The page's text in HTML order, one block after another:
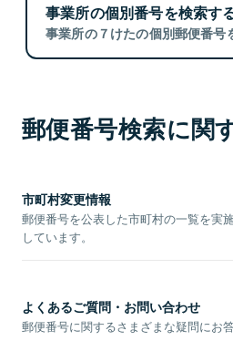
事業所の個別番号を検索す
事業所の７けたの個別郵便番号
郵便番号検索に関
市町村変更情報
郵便番号を公表した市町村の一覧を実
しています。
よくあるご質問・お問い合わせ
郵便番号に関するさまざまな疑問にお答